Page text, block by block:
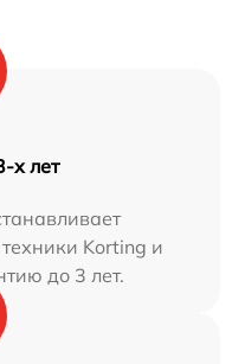
х лет
Korting и
до 3 лет.